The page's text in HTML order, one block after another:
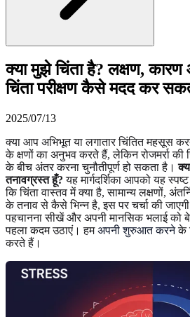
क्या मुझे चिंता है? लक्षण,
चिंता परीक्षण कैसे मदद कर
2025/07/13
क्या आप अभिभूत या लगातार चिंतित महसूस
के क्षणों का अनुभव करते हैं, लेकिन रोजमर्रा
के बीच अंतर करना चुनौतीपूर्ण हो सकता है।
तनावग्रस्त हूँ? यह मार्गदर्शिका आपको यह
कि चिंता वास्तव में क्या है, सामान्य लक्षणों,
के तनाव से कैसे भिन्न है, इस पर चर्चा की
पहचानना सीखें और अपनी मानसिक भलाई को
पहला कदम उठाएं। हमअपनी शुरुआत करनेके
करते हैं।